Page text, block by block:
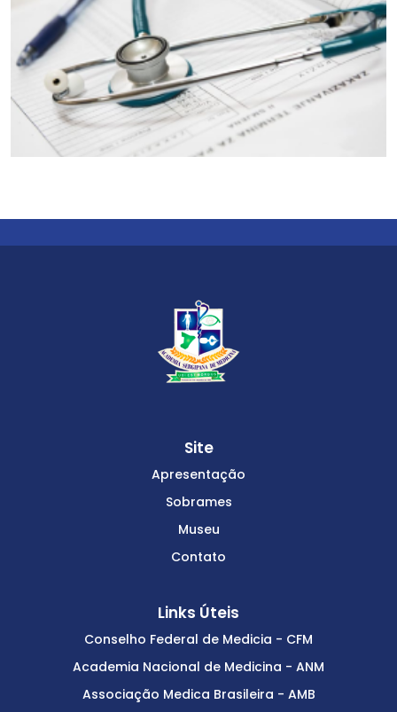
Site
Apresentação
Sobrames
Museu
Contato
Links Úteis
Conselho Federal de Medicia - CFM
Academia Nacional de Medicina - ANM
Associação Medica Brasileira - AMB